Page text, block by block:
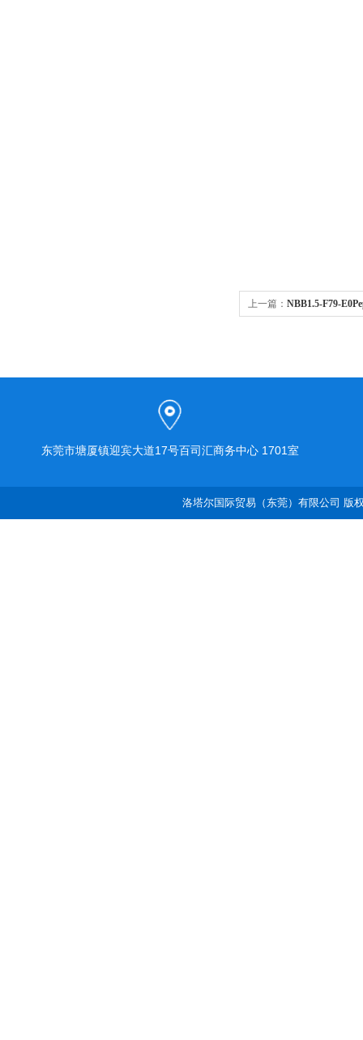
上一篇： NBB1.5-F79-
东莞市塘厦镇迎宾大道17号百司汇商务中心 1701室
洛塔尔国际贸易（东莞）有限公司 版